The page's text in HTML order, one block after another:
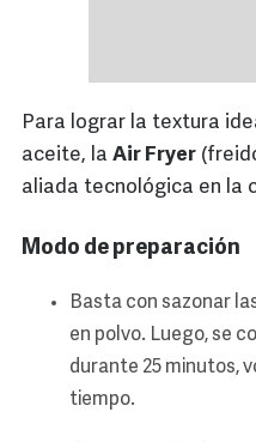
Para lograr la textura
aceite, la Air Fryer
aliada tecnológica en la
Modo de preparación
Basta con sazonar
en polvo. Luego, se
durante 25 minutos,
tiempo.